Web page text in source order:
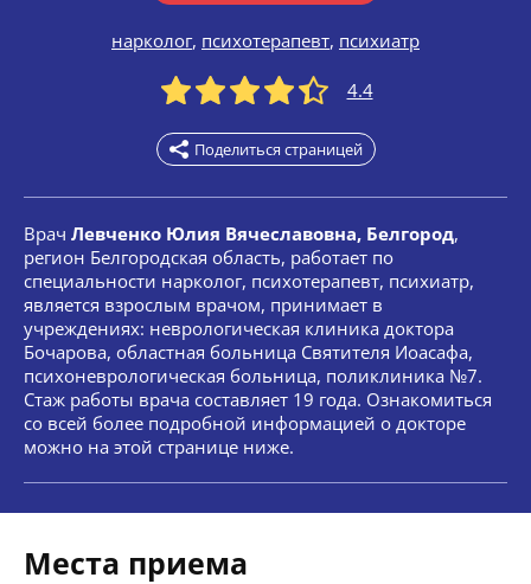
нарколог, психотерапевт, психиатр
4.4
Поделиться страницей
Врач Левченко Юлия Вячеславовна, Белгород,
регион Белгородская область, работает по
специальности нарколог, психотерапевт, психиатр,
является взрослым врачом, принимает в
учреждениях: неврологическая клиника доктора
Бочарова, областная больница Святителя Иоасафа,
психоневрологическая больница, поликлиника №7.
Стаж работы врача составляет 19 года. Ознакомиться
со всей более подробной информацией о докторе
можно на этой странице ниже.
Места приема